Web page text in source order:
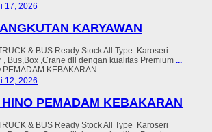
17, 2026
KARYAWAN
& BUS Ready Stock All Type Karoseri
, Bus,Box ,Crane dll dengan kualitas Premium ...
12, 2026
PEMADAM KEBAKARAN
& BUS Ready Stock All Type Karoseri